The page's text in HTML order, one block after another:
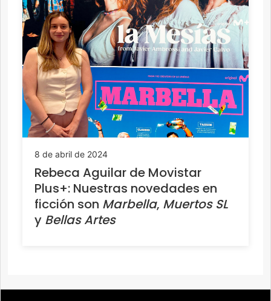
8 de abril de 2024
Rebeca Aguilar de Movistar
Plus+: Nuestras novedades en
ficción son Marbella, Muertos SL
y Bellas Artes